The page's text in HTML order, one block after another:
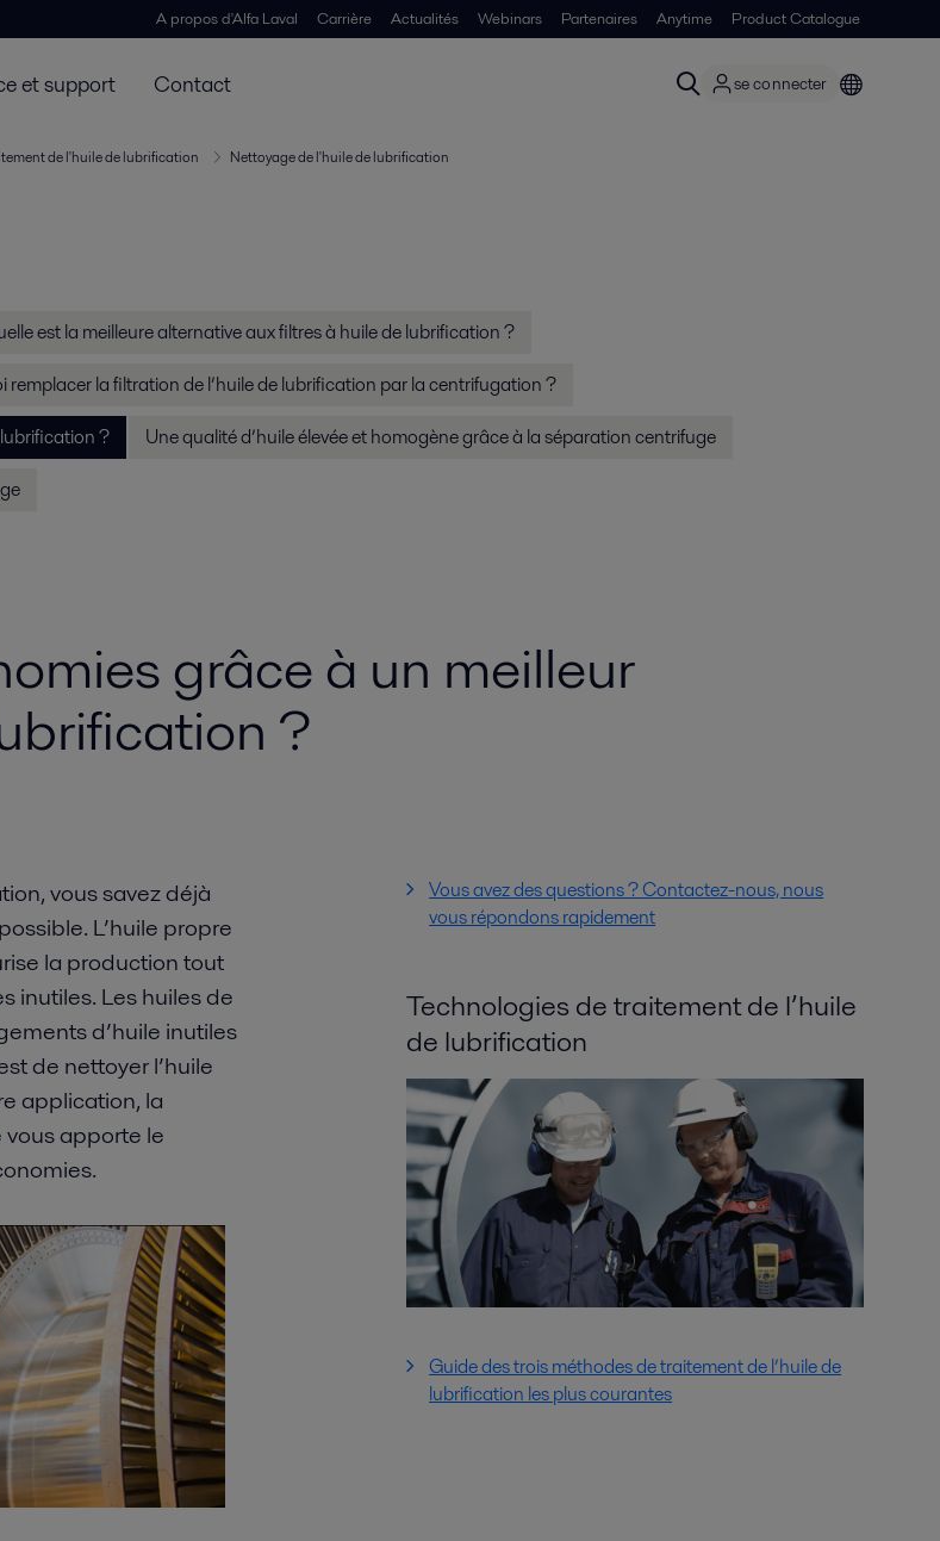
A propos d'Alfa Laval Carrière Actualités Webinars Partenaires Anytime Product Catalogue
et support Contact se connecter
de l'huile de lubrification
Nettoyage de l'huile de lubrification
est la meilleure alternative aux filtres à huile de lubrification ?
remplacer la filtration de l’huile de lubrification par la centrifugation ?
?
Une qualité d’huile élevée et homogène grâce à la séparation centrifuge
grâce à un meilleur
?
vous savez déjà
L’huile propre
la production tout
inutiles. Les huiles de
d’huile inutiles
de nettoyer l’huile
application, la
apporte le
Vous avez des questions ? Contactez-nous, nous
vous répondons rapidement
Technologies de traitement de l’huile
de lubrification
Guide des trois méthodes de traitement de l’huile de
lubrification les plus courantes